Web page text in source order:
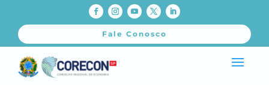
Fale Conosco